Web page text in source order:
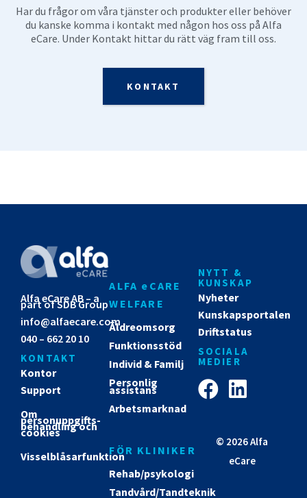
Har du frågor om våra tjänster och produkter eller behöver
du kanske komma i kontakt med någon hos oss på Alfa
eCare. Under Kontakt hittar du rätt väg fram till oss.
KONTAKT
Alfa eCare AB – a
part of SDB Group
info@alfaecare.com
040 – 662 20 10
KONTAKT
Kontor
Support
Om
personuppgifts­
behandling och
cookies
Visselblåsarfunktion
ALFA eCARE
WELFARE
Äldreomsorg
Funktionsstöd
Individ & Familj
Personlig
assistans
Arbetsmarknad
FÖR KLINIKER
Rehab/psykologi
Tandvård/Tandteknik
NYTT &
KUNSKAP
Nyheter
Kunskapsportalen
Driftstatus
SOCIALA
MEDIER
© 2026 Alfa
eCare